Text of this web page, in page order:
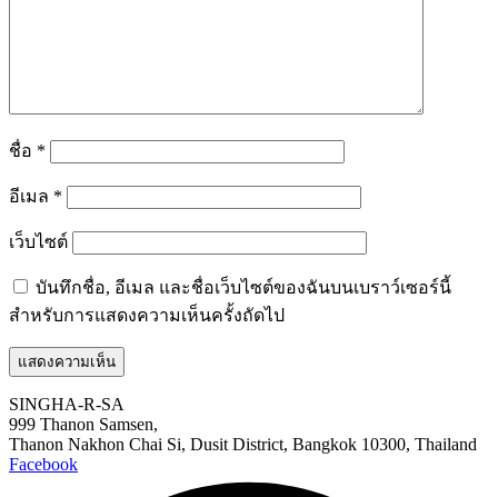
ชื่อ *
อีเมล *
เว็บไซต์
บันทึกชื่อ, อีเมล และชื่อเว็บไซต์ของฉันบนเบราว์เซอร์นี้
สำหรับการแสดงความเห็นครั้งถัดไป
SINGHA-R-SA
999 Thanon Samsen,
Thanon Nakhon Chai Si, Dusit District, Bangkok 10300, Thailand
Facebook